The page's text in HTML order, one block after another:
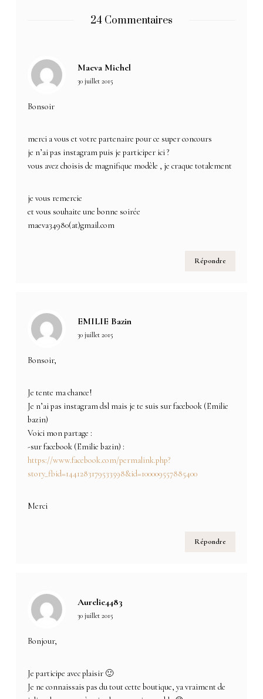
24 Commentaires
Maeva Michel
30 juillet 2015
Bonsoir
merci a vous et votre partenaire pour ce super concours
je n’ai pas instagram puis je participer ici ?
vous avez choisis de magnifique modèle , je craque totalement
je vous remercie
et vous souhaite une bonne soirée
maeva34980(at)gmail.com
Répondre
EMILIE Bazin
30 juillet 2015
Bonsoir,
Je tente ma chance!
Je n’ai pas instagram dsl mais je te suis sur facebook (Emilie
bazin)
Voici mon partage :
-sur facebook (Emilie bazin) :
https://www.facebook.com/permalink.php?
story_fbid=1441283179533598&id=100009557885400
Merci
Répondre
Aurelie4483
30 juillet 2015
Bonjour,
Je participe avec plaisir 🙂
Je ne connaissais pas du tout cette boutique, ya vraiment de